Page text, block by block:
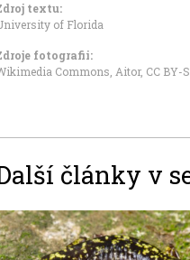
textu:
of Florida
fotografii:
Commons, Aitor, CC BY-
články v